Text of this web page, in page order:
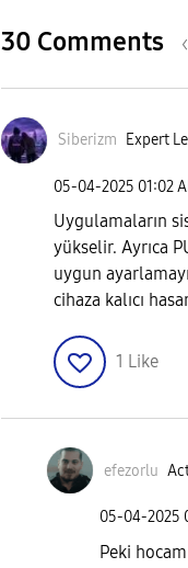
30 Comments
Siberizm Expert
‎05-04-2025 01:02
Uygulamaların
yükselir. Ayrıca
uygun
cihaza kalıcı
1 Like
efezorlu
‎05-04-2025
Peki